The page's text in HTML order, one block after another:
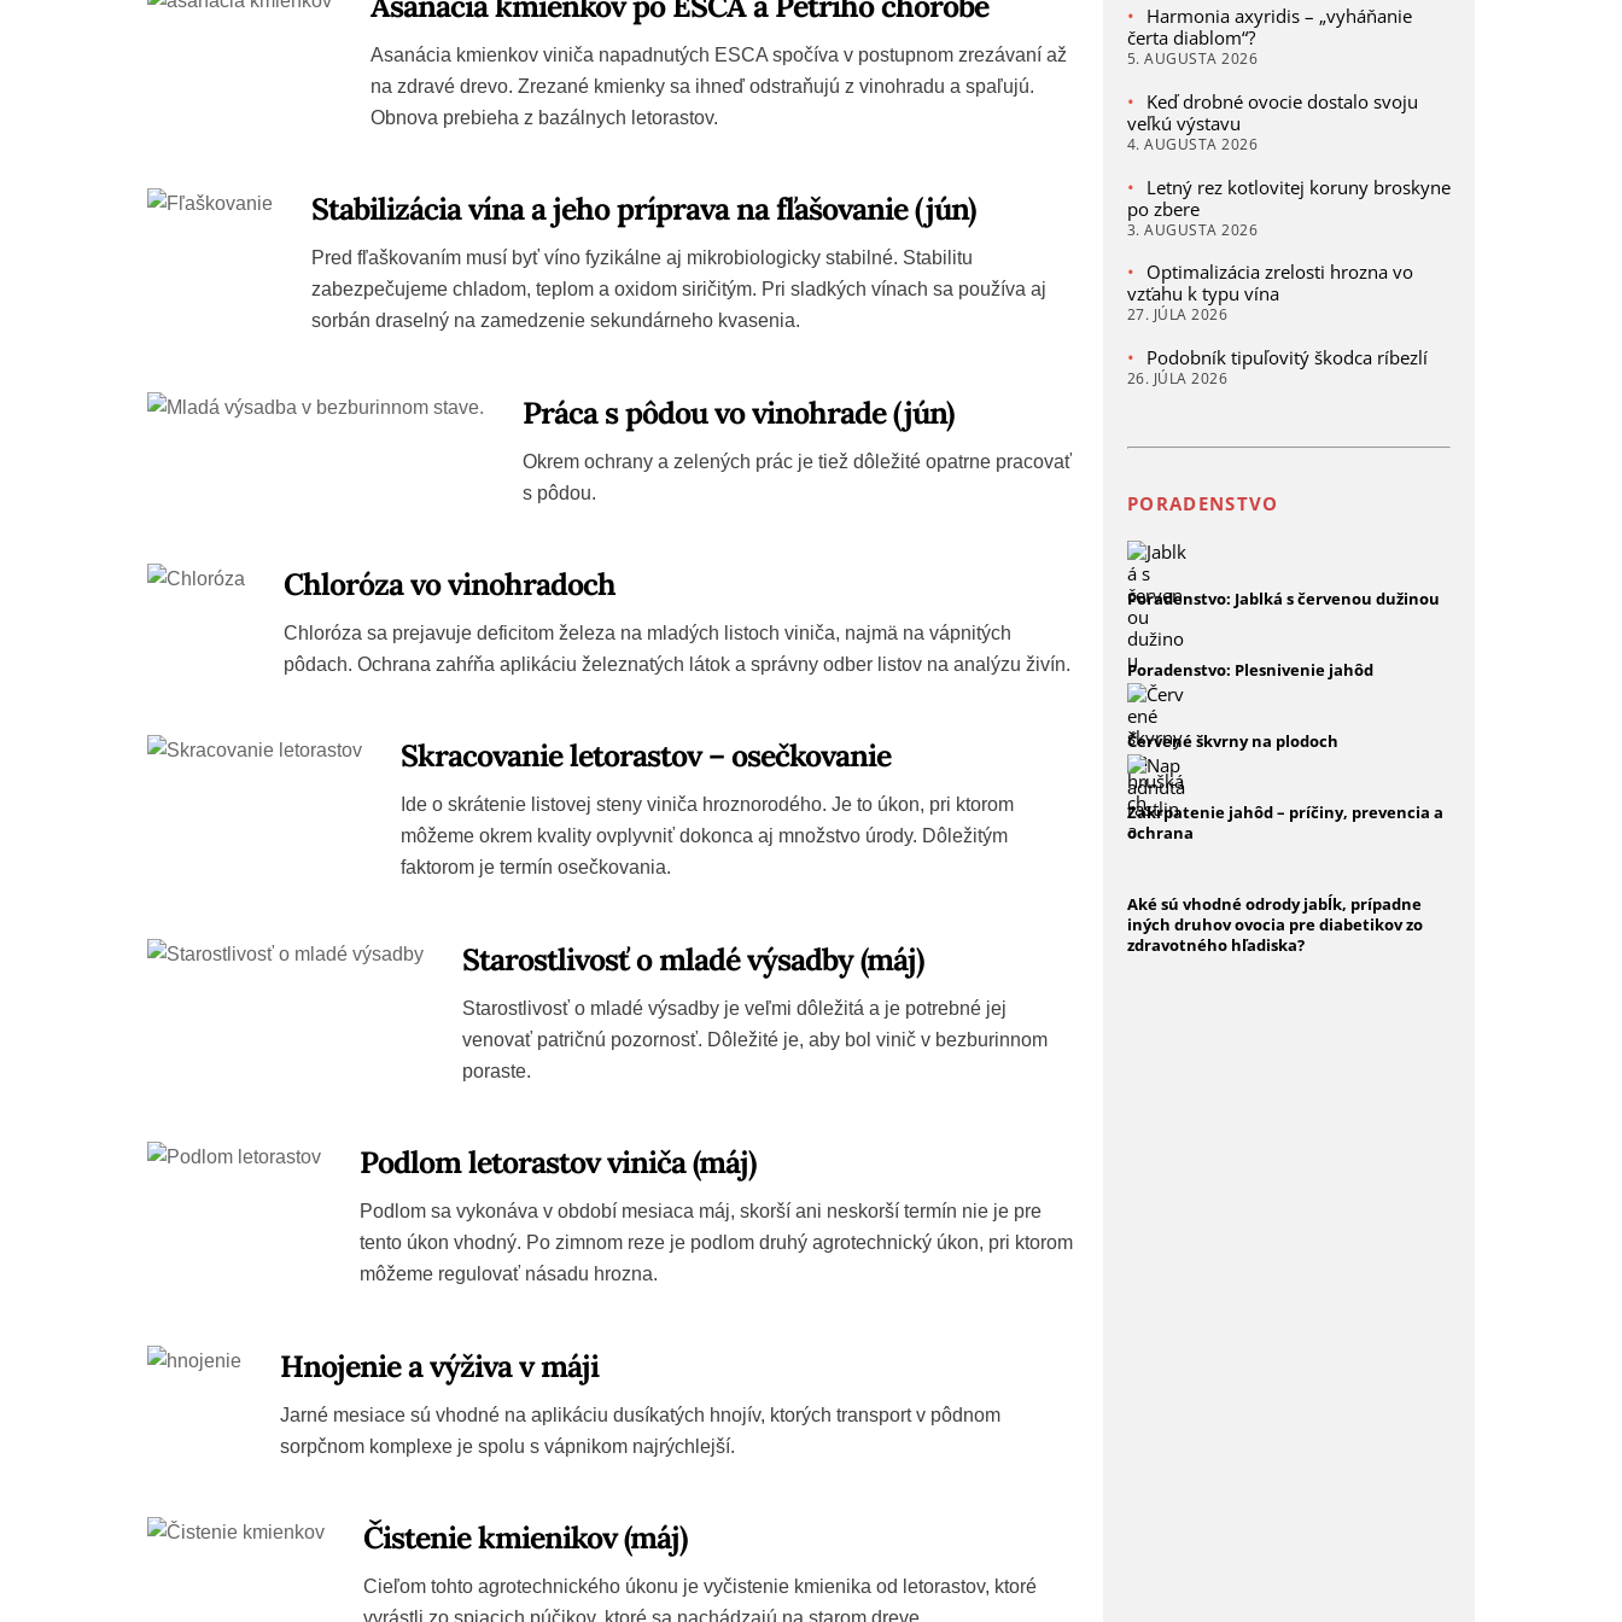
Asanácia kmienkov viniča napadnutých ESCA spočíva v postupnom zrezávaní až
na zdravé drevo. Zrezané kmienky sa ihneď odstraňujú z vinohradu a spaľujú.
Obnova prebieha z bazálnych letorastov.
Stabilizácia vína a jeho príprava na fľašovanie (jún)
Pred fľaškovaním musí byť víno fyzikálne aj mikrobiologicky stabilné. Stabilitu
zabezpečujeme chladom, teplom a oxidom siričitým. Pri sladkých vínach sa používa aj
sorbán draselný na zamedzenie sekundárneho kvasenia.
Práca s pôdou vo vinohrade (jún)
Okrem ochrany a zelených prác je tiež dôležité opatrne pracovať
s pôdou.
Chloróza vo vinohradoch
Chloróza sa prejavuje deficitom železa na mladých listoch viniča, najmä na vápnitých
pôdach. Ochrana zahŕňa aplikáciu železnatých látok a správny odber listov na analýzu živín.
Skracovanie letorastov – osečkovanie
Ide o skrátenie listovej steny viniča hroznorodého. Je to úkon, pri ktorom
môžeme okrem kvality ovplyvniť dokonca aj množstvo úrody. Dôležitým
faktorom je termín osečkovania.
Starostlivosť o mladé výsadby (máj)
Starostlivosť o mladé výsadby je veľmi dôležitá a je potrebné jej
venovať patričnú pozornosť. Dôležité je, aby bol vinič v bezburinnom
poraste.
Podlom letorastov viniča (máj)
Podlom sa vykonáva v období mesiaca máj, skorší ani neskorší termín nie je pre
tento úkon vhodný. Po zimnom reze je podlom druhý agrotechnický úkon, pri ktorom
môžeme regulovať násadu hrozna.
Hnojenie a výživa v máji
Jarné mesiace sú vhodné na aplikáciu dusíkatých hnojív, ktorých transport v pôdnom
sorpčnom komplexe je spolu s vápnikom najrýchlejší.
Čistenie kmienikov (máj)
Cieľom tohto agrotechnického úkonu je vyčistenie kmienika od letorastov, ktoré
vyrástli zo spiacich púčikov, ktoré sa nachádzajú na starom dreve.
Harmonia axyridis – „vyháňanie
čerta diablom“?
5. AUGUSTA 2026
Keď drobné ovocie dostalo svoju
veľkú výstavu
4. AUGUSTA 2026
Letný rez kotlovitej koruny broskyne
po zbere
3. AUGUSTA 2026
Optimalizácia zrelosti hrozna vo
vzťahu k typu vína
27. JÚLA 2026
Podobník tipuľovitý škodca ríbezlí
26. JÚLA 2026
PORADENSTVO
Poradenstvo: Jablká s červenou dužinou
Poradenstvo: Plesnivenie jahôd
Červené škvrny na plodoch
Zakrpatenie jahôd – príčiny, prevencia a
ochrana
Aké sú vhodné odrody jabĺk, prípadne
iných druhov ovocia pre diabetikov zo
zdravotného hľadiska?